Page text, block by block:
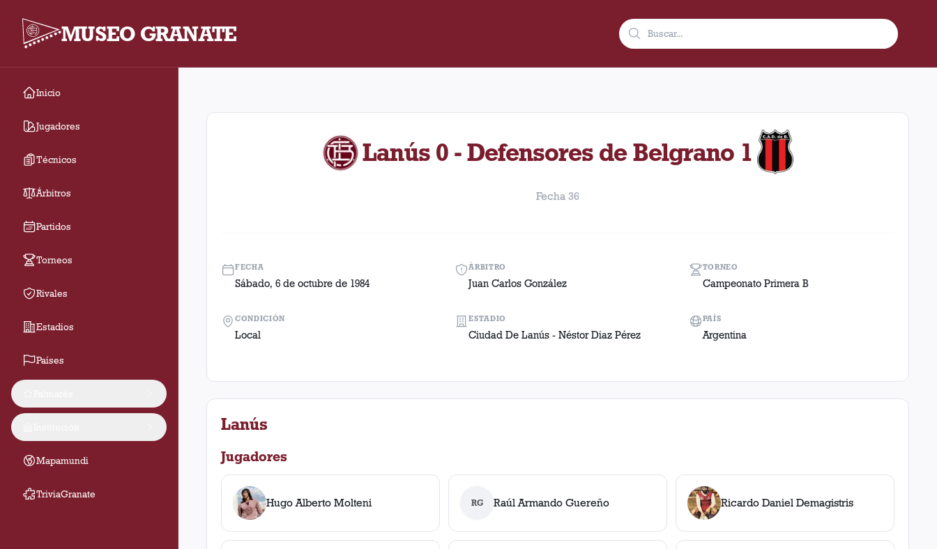
MUSEO GRANATE
Inicio
Jugadores
Técnicos
Árbitros
Partidos
Torneos
Rivales
Estadios
Países
Mapamundi
TriviaGranate
Fecha 36. Partido entre Lanús y Defensores de Belgrano disputado el Sábado, 6 de octubre de 1984 en condición de local en el estadio Ciudad De
Lanús 0 - Defensores de Belgrano 1
Fecha 36
FECHA
Sábado, 6 de octubre de 1984
ÁRBITRO
Juan Carlos González
TORNEO
Campeonato Primera B
CONDICIÓN
Local
ESTADIO
Ciudad De Lanús - Néstor Diaz Pérez
PAÍS
Argentina
Lanús
Jugadores
Hugo Alberto Molteni RG Raúl Armando Guereño Ricardo Daniel Demagistris